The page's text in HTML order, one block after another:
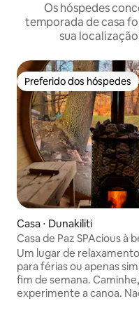
Os hóspedes
temporada de casa
sua
Preferido dos hóspedes
Preferido dos hóspedes
Casa ⋅ Dunakiliti
Casa de Paz SPAcious à
Um lugar de
para férias ou apenas
fim de semana.
experimente a canoa.